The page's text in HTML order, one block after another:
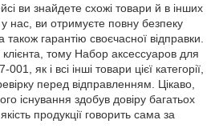
ви знайдете схожі товари й в інших
нас, ви отримуєте повну безпеку
гарантію своєчасної відправки.
тому Набор аксессуаров для
як і всі інші товари цієї категорії,
перед відправленням. Цікаво,
існування здобув довіру багатьох
продукції говорить сама за